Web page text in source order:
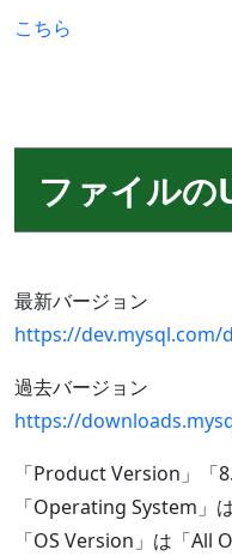
こちら
ファイルの
最新バージョン
https://
過去バージョン
https://
「Product Version」「
「Operating System」
「OS Version」は「All